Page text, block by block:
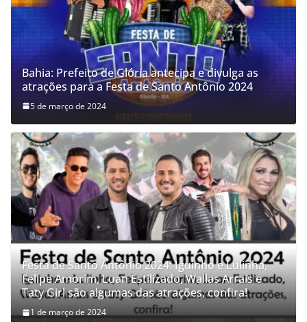
Bahia: Prefeito de Glória antecipa e divulga as
atrações para a Festa de Santo Antônio 2024
5 de março de 2024
Festa de Santo Antônio 2024: Iguinho e Lulinha,
Felipe Amorim, Luan Estilizado, Wallas Arrais e
Taty Girl são algumas das atrações, confira!
1 de março de 2024